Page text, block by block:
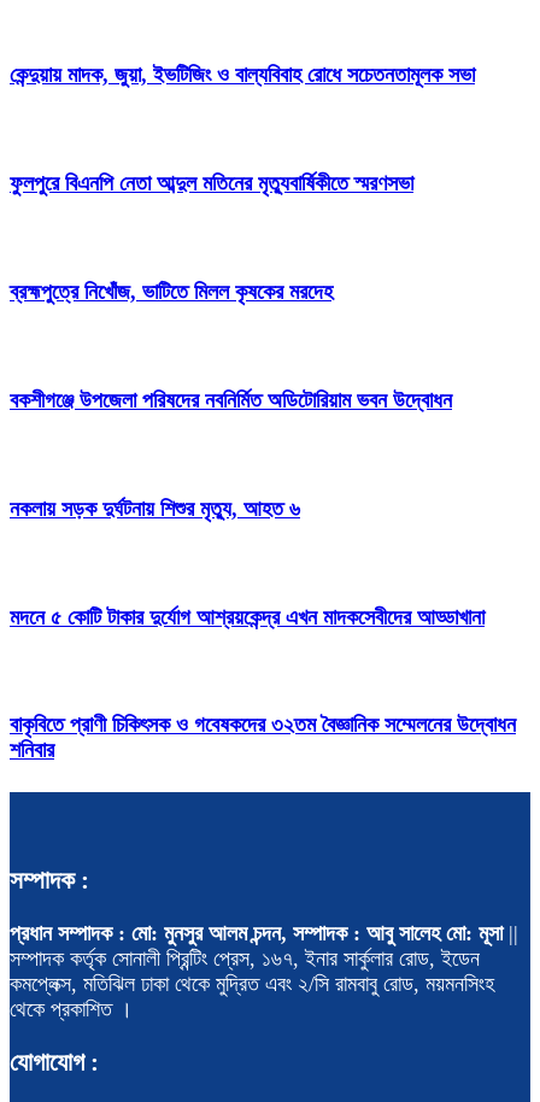
কেন্দুয়ায় মাদক, জুয়া, ইভটিজিং ও বাল্যবিবাহ রোধে সচেতনতামূলক সভা
ফুলপুরে বিএনপি নেতা আব্দুল মতিনের মৃত্যুবার্ষিকীতে স্মরণসভা
ব্রহ্মপুত্রে নিখোঁজ, ভাটিতে মিলল কৃষকের মরদেহ
বকশীগঞ্জে উপজেলা পরিষদের নবনির্মিত অডিটোরিয়াম ভবন উদ্বোধন
নকলায় সড়ক দুর্ঘটনায় শিশুর মৃত্যু, আহত ৬
মদনে ৫ কোটি টাকার দুর্যোগ আশ্রয়কেন্দ্র এখন মাদকসেবীদের আড্ডাখানা
বাকৃবিতে প্রাণী চিকিৎসক ও গবেষকদের ৩২তম বৈজ্ঞানিক সম্মেলনের উদ্বোধন
শনিবার
সম্পাদক :
প্রধান সম্পাদক : মো: মুনসুর আলম চন্দন, সম্পাদক : আবু সালেহ মো: মূসা||
সম্পাদক কর্তৃক সোনালী প্রিন্টিং প্রেস, ১৬৭, ইনার সার্কুলার রোড, ইডেন
কমপ্লেক্স, মতিঝিল ঢাকা থেকে মুদ্রিত এবং ২/সি রামবাবু রোড, ময়মনসিংহ
থেকে প্রকাশিত ।
যোগাযোগ :